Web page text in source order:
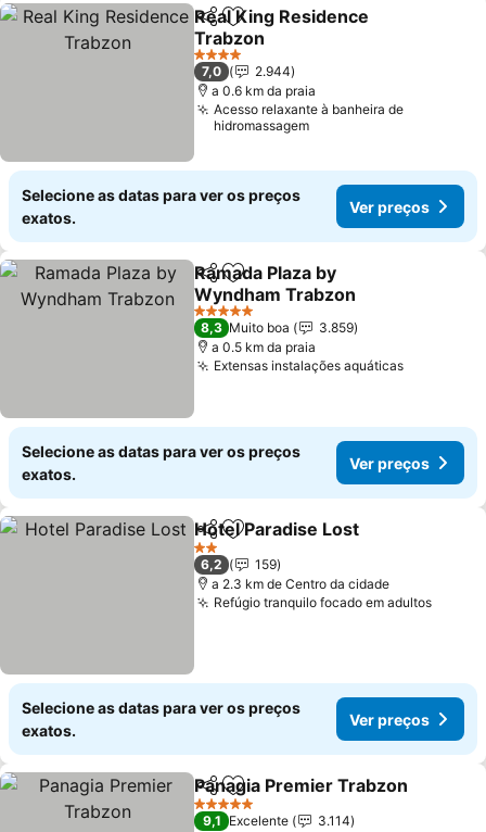
PartilharAdicionar aos favoritos
Real King Residence
Trabzon
4 Estrelas
7,0
2.944
a 0.6 km da praia
Acesso relaxante à banheira de
hidromassagem
Selecione as datas para ver os preços
exatos.
Ver preços
PartilharAdicionar aos favoritos
Ramada Plaza by
Wyndham Trabzon
5 Estrelas
8,3 Muito boa
3.859
a 0.5 km da praia
Extensas instalações aquáticas
Selecione as datas para ver os preços
exatos.
Ver preços
PartilharAdicionar aos favoritos
Hotel Paradise Lost
2 Estrelas
6,2
159
a 2.3 km de Centro da cidade
Refúgio tranquilo focado em adultos
Selecione as datas para ver os preços
exatos.
Ver preços
PartilharAdicionar aos favoritos
Panagia Premier Trabzon
5 Estrelas
9,1 Excelente 3.114